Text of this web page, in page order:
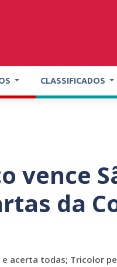
CLASSIFICADOS
vence
da
acerta todas; Tricolor